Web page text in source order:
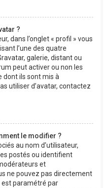
?
dans l’onglet « profil » vous
l’une des quatre
galerie, distant ou
peut activer ou non les
dont ils sont mis à
utiliser d’avatar, contactez
le modifier ?
au nom d’utilisateur,
postés ou identifient
et
ne pouvez pas directement
est paramétré par